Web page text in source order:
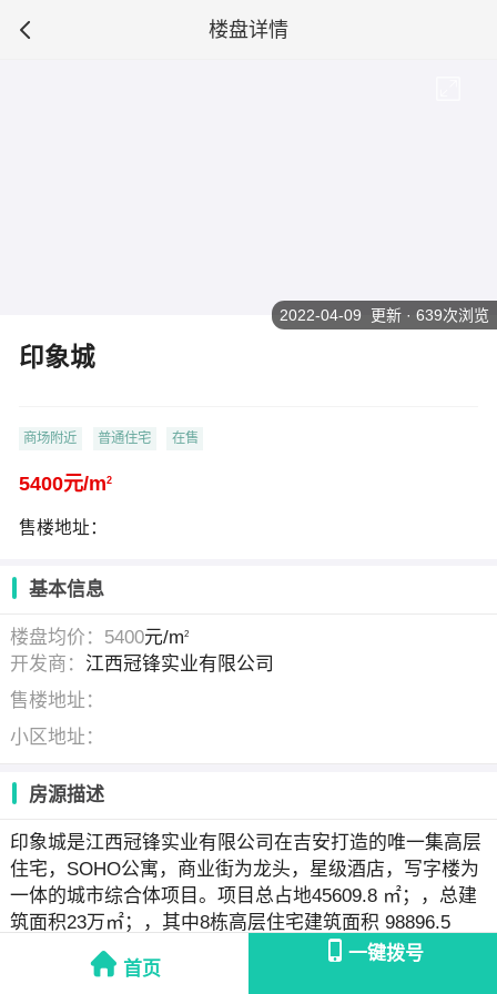
楼盘详情
印象城
商场附近 普通住宅 在售
5400元/m2
售楼地址：
首页
一键拨号
2022-04-09 更新 · 639次浏览
基本信息
楼盘均价：5400元/m2
开发商： 江西冠锋实业有限公司
售楼地址：
小区地址：
房源描述
印象城是江西冠锋实业有限公司在吉安打造的唯一集高层
住宅，SOHO公寓，商业街为龙头，星级酒店，写字楼为
一体的城市综合体项目。项目总占地45609.8 ㎡；，总建
筑面积23万㎡；，其中8栋高层住宅建筑面积 98896.5
㎡；，商场建筑面积22730.9 ㎡；，商铺建筑面积8215.9
㎡；，酒店建筑面积 15990.0 ㎡；，写字楼建筑面积